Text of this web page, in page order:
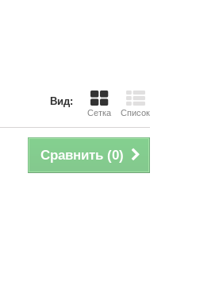
Вид:
Сетка Список
Сравнить (0)